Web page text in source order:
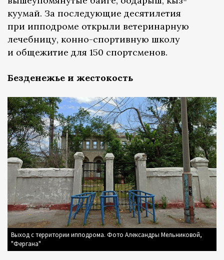
куумай. За последующие десятилетия
при ипподроме открыли ветеринарную
лечебницу, конно-спортивную школу
и общежитие для 150 спортсменов.
Безденежье и жестокость
Выход с территории ипподрома. Фото Александры Мельниковой,
"Фергана"